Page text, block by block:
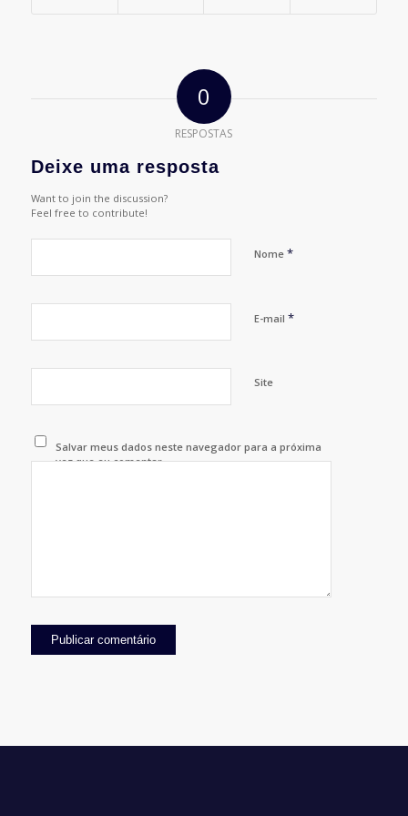
0
RESPOSTAS
Deixe uma resposta
Want to join the discussion?
Feel free to contribute!
Nome *
E-mail *
Site
Salvar meus dados neste navegador para a próxima
vez que eu comentar.